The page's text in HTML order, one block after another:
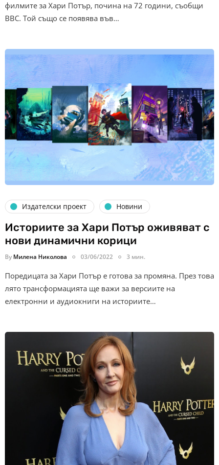
филмите за Хари Потър, почина на 72 години, съобщи
BBC. Той също се появява във…
Издателски проект Новини
Историите за Хари Потър оживяват с
нови динамични корици
By Милена Николова 03/06/2022 3 мин.
Поредицата за Хари Потър е готова за промяна. През това
лято трансформацията ще важи за версиите на
електронни и аудиокниги на историите…